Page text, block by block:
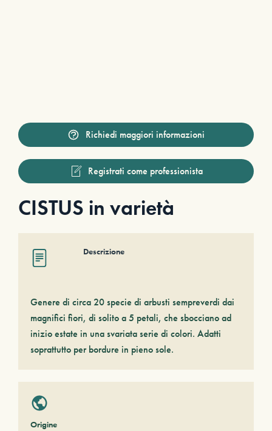
Richiedi maggiori informazioni
Registrati come professionista
CISTUS in varietà
Descrizione
Genere di circa 20 specie di arbusti sempreverdi dai
magnifici fiori, di solito a 5 petali, che sbocciano ad
inizio estate in una svariata serie di colori. Adatti
soprattutto per bordure in pieno sole.
Origine